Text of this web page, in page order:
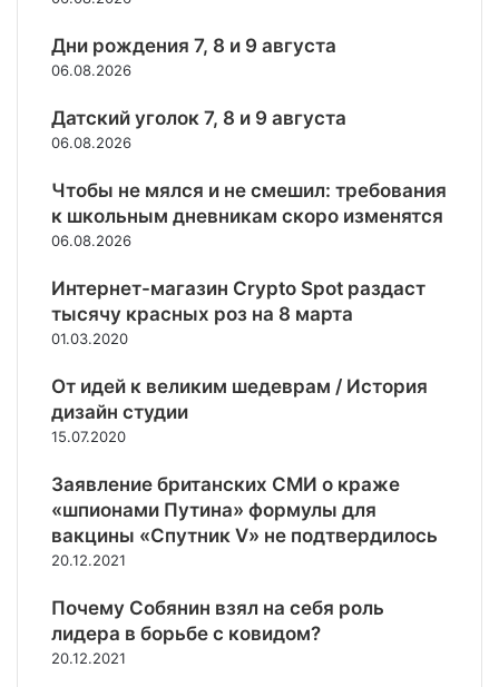
е
1
т
ы
я
ч
г
о
о
в
х
п
р
н
я
т
ж
е
ц
е
в
и
Д
о
н
н
ы
н
а
а
«
А
з
т
»
в
е
в
е
р
д
о
н
н
е
и
д
т
!
»
л
е
2
1
ы
с
е
к
,
о
ъ
я
в
л
н
р
е
Дни рождения 7, 8 и 9 августа
06.08.2026
Датский уголок 7, 8 и 9 августа
06.08.2026
Чтобы не мялся и не смешил: требования
к школьным дневникам скоро изменятся
06.08.2026
Интернет-магазин Crypto Spot раздаст
тысячу красных роз на 8 марта
01.03.2020
От идей к великим шедеврам / История
дизайн студии
15.07.2020
Заявление британских СМИ о краже
«шпионами Путина» формулы для
вакцины «Спутник V» не подтвердилось
20.12.2021
Почему Собянин взял на себя роль
лидера в борьбе с ковидом?
20.12.2021